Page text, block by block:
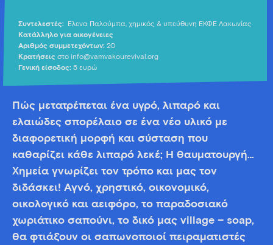
Συντελεστές: Έλενα Παλούμπα, χημικός & υπεύθυνη ΕΚΦΕ Λακωνίας
Κατάλληλο για οικογένειες
Αριθμός συμμετεχόντων: 20
Κρατήσεις στο info@vamvakourevival.org
Γενική είσοδος: 5 ευρώ
Πώς μετατρέπεται ένα υγρό, λιπαρό και
ελαιώδες σπορέλαιο σε ένα νέο υλικό με
διαφορετική μορφή και σύσταση που
καθαρίζει κάθε λιπαρό λεκέ; Η θαυματουργή…
Χημεία γνωρίζει τον τρόπο και μας τον
διδάσκει! Αγνό, χρηστικό, οικονομικό,
οικολογικό και αειφόρο, το παραδοσιακό
χωριάτικο σαπούνι, το δικό μας village – soap,
θα φτιάξουν οι σαπωνοποιοί πειραματιστές